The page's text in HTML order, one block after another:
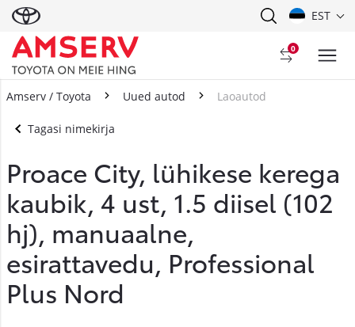
EST
0
Amserv / Toyota Uued autod Laoautod
Tagasi nimekirja
Proace City, lühikese kerega
kaubik, 4 ust, 1.5 diisel (102
hj), manuaalne,
esirattavedu, Professional
Plus Nord